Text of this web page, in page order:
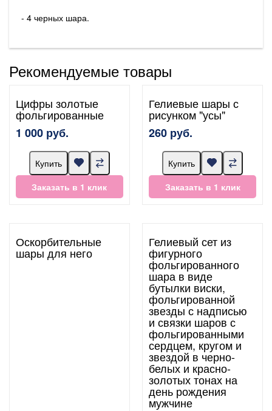
- 4 черных шара.
Рекомендуемые товары
Цифры золотые
фольгированные
1 000 руб.
Купить
Заказать в 1 клик
Гелиевые шары с
рисунком "усы"
260 руб.
Купить
Заказать в 1 клик
Оскорбительные
шары для него
Гелиевый сет из
фигурного
фольгированного
шара в виде
бутылки виски,
фольгированной
звезды с надписью
и связки шаров с
фольгированными
сердцем, кругом и
звездой в черно-
белых и красно-
золотых тонах на
день рождения
мужчине